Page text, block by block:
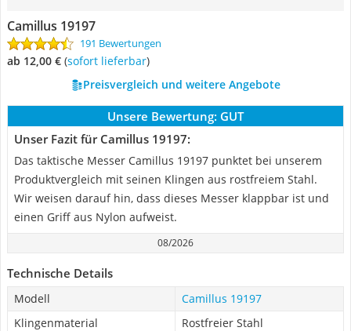
Camillus 19197
191 Bewertungen
ab 12,00 € ( Sofort lieferbar)
Preisvergleich und weitere Angebote
Unsere Bewertung: GUT
Unser Fazit für Camillus 19197:
Das taktische Messer Camillus 19197 punktet bei unserem
Produktvergleich mit seinen Klingen aus rostfreiem Stahl.
Wir weisen darauf hin, dass dieses Messer klappbar ist und
einen Griff aus Nylon aufweist.
08/2026
Technische Details
Modell
Camillus 19197
Klingenmaterial
Rostfreier Stahl